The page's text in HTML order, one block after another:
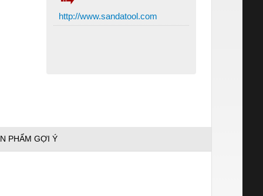
http://www.sandatool.com
PHẨM GỢI Ý